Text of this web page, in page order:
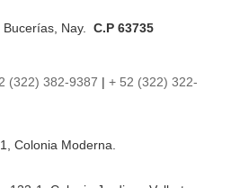
Nay. C.P 63735
(322) 382-9387 | + 52 (322) 322-
Colonia Moderna.